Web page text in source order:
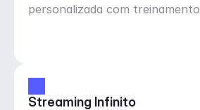
personalizada com
Streaming Infinito